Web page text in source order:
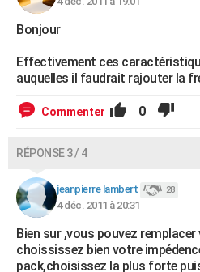
Bonjour
Effectivement ces
auquelles il faudrait rajouter la
Commenter 0
RÉPONSE 3 / 4
jeanpierre lambert 28
4 déc. 2011 à 20:31
Bien sur ,vous pouvez
choississez bien votre
pack,choisissez la plus forte